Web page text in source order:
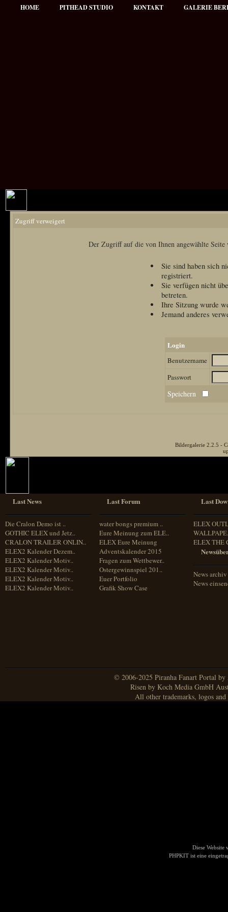
HOME PITHEAD STUDIO KONTAKT GALERIE
Zugriff verweigert
Der Zugriff auf die von Ihnen angewählte Seite
Sie sind haben sich
registriert.
Sie verfügen nicht
betreten.
Ihre Sitzung wurde
Jemand anderes
Login
Benutzername
Passwort
Speichern
Bildergalerie 2.2.5 -
Last News
Die Cralon Demo ist ..
GOTHIC ELEX und Jetz..
CRALON TRAILER ONLIN..
ELEX2 Kalender Dezem..
ELEX2 Kalender Motiv..
ELEX2 Kalender Motiv..
ELEX2 Kalender Motiv..
ELEX2 Kalender Motiv..
Last Forum
water bongs premium ..
Eure Meinung zum ELE..
ELEX Eure Meinung
Adventskalender 2015
Fragen zum Wettbewer..
Ostergewinnspiel 201..
Euer Portfolio
Grafik Show Case
Last
ELEX
ELEX THE
News archiv
News
© 2006-2025 Piranha Fanart Portal
Risen by Koch Media GmbH
All other trademarks, logos
Diese Website
PHPKIT ist eine